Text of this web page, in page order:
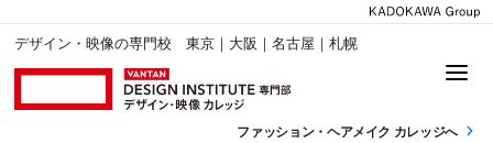
デザイン・映像の専門校 東京｜大阪｜名古屋｜札幌
ファッション・ ヘアメイク カレッジへ